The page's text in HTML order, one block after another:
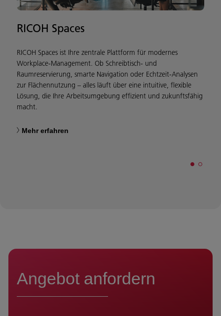
RICOH Spaces
RICOH Spaces ist Ihre zentrale Plattform für modernes
Workplace-Management. Ob Schreibtisch- und
Raumreservierung, smarte Navigation oder Echtzeit-Analysen
zur Flächennutzung – alles läuft über eine intuitive, flexible
Lösung, die Ihre Arbeitsumgebung effizient und zukunftsfähig
macht.
Mehr erfahren
Angebot anfordern